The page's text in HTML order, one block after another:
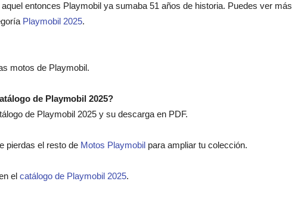
entonces Playmobil ya sumaba 51 años de historia. Puedes ver más
Playmobil 2025.
motos de Playmobil.
de Playmobil 2025?
de Playmobil 2025 y su descarga en PDF.
pierdas el resto de Motos Playmobil para ampliar tu colección.
el catálogo de Playmobil 2025.